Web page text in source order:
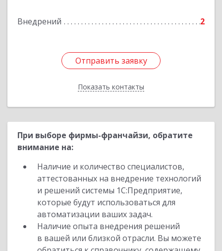
Внедрений 2
Отправить заявку
Показать контакты
Отправить заявку
Назад
При выборе фирмы-франчайзи, обратите
внимание на:
Наличие и количество специалистов,
аттестованных на внедрение технологий
и решений системы 1С:Предприятие,
которые будут использоваться для
автоматизации ваших задач.
Наличие опыта внедрения решений
в вашей или близкой отрасли. Вы можете